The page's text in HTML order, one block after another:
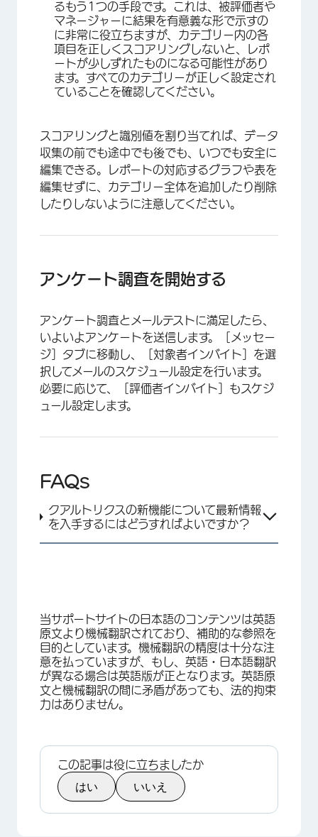
るもう1つの手段です。これは、被評価者や
マネージャーに結果を有意義な形で示すの
に非常に役立ちますが、カテゴリー内の各
項目を正しくスコアリングしないと、レポ
ートが少しずれたものになる可能性があり
ます。すべてのカテゴリーが正しく設定され
ていることを確認してください。
スコアリングと識別値を割り当てれば、データ
収集の前でも途中でも後でも、いつでも安全に
編集できる。レポートの対応するグラフや表を
編集せずに、カテゴリー全体を追加したり削除
したりしないように注意してください。
アンケート調査を開始する
アンケート調査とメールテストに満足したら、
いよいよアンケートを送信します。［メッセー
ジ］タブに移動し、［対象者インバイト］を選
択してメールのスケジュール設定を行います。
必要に応じて、［評価者インバイト］もスケジ
ュール設定します。
FAQs
クアルトリクスの新機能について最新情報
を入手するにはどうすればよいですか？
当サポートサイトの日本語のコンテンツは英語
原文より機械翻訳されており、補助的な参照を
目的としています。機械翻訳の精度は十分な注
意を払っていますが、もし、英語・日本語翻訳
が異なる場合は英語版が正となります。英語原
文と機械翻訳の間に矛盾があっても、法的拘束
力はありません。
この記事は役に立ちましたか
はい いいえ